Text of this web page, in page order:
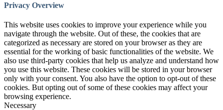
Privacy Overview
This website uses cookies to improve your experience while you
navigate through the website. Out of these, the cookies that are
categorized as necessary are stored on your browser as they are
essential for the working of basic functionalities of the website. We
also use third-party cookies that help us analyze and understand how
you use this website. These cookies will be stored in your browser
only with your consent. You also have the option to opt-out of these
cookies. But opting out of some of these cookies may affect your
browsing experience.
Necessary